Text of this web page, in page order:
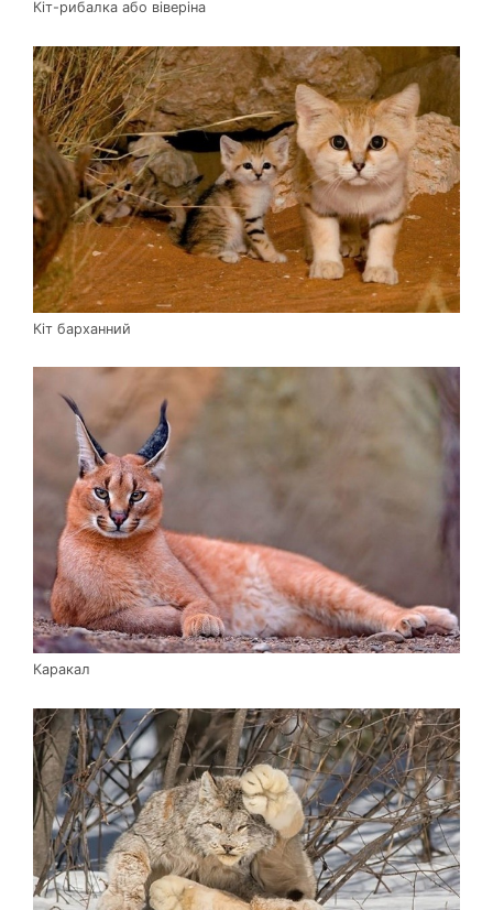
Кіт-рибалка або віверіна
Кіт барханний
Каракал